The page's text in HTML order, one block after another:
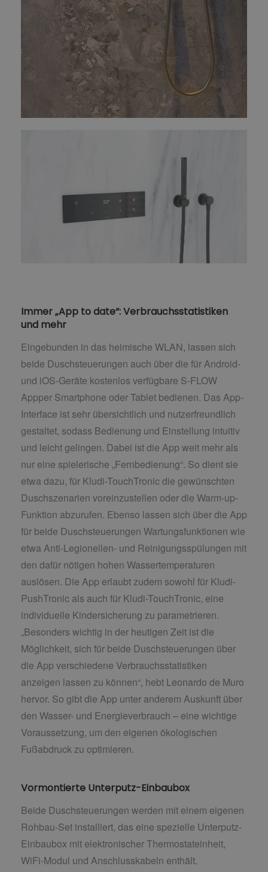
Immer „App to date“: Verbrauchsstatistiken
und mehr
Eingebunden in das heimische WLAN, lassen sich
beide Duschsteuerungen auch über die für Android-
und iOS-Geräte kostenlos verfügbare S-FLOW
Appper Smartphone oder Tablet bedienen. Das App-
Interface ist sehr übersichtlich und nutzerfreundlich
gestaltet, sodass Bedienung und Einstellung intuitiv
und leicht gelingen. Dabei ist die App weit mehr als
nur eine spielerische „Fernbedienung“. So dient sie
etwa dazu, für Kludi-TouchTronic die gewünschten
Duschszenarien voreinzustellen oder die Warm-up-
Funktion abzurufen. Ebenso lassen sich über die App
für beide Duschsteuerungen Wartungsfunktionen wie
etwa Anti-Legionellen- und Reinigungsspülungen mit
den dafür nötigen hohen Wassertemperaturen
auslösen. Die App erlaubt zudem sowohl für Kludi-
PushTronic als auch für Kludi-TouchTronic, eine
individuelle Kindersicherung zu parametrieren.
„Besonders wichtig in der heutigen Zeit ist die
Möglichkeit, sich für beide Duschsteuerungen über
die App verschiedene Verbrauchsstatistiken
anzeigen lassen zu können“, hebt Leonardo de Muro
hervor. So gibt die App unter anderem Auskunft über
den Wasser- und Energieverbrauch – eine wichtige
Voraussetzung, um den eigenen ökologischen
Fußabdruck zu optimieren.
Vormontierte Unterputz-Einbaubox
Beide Duschsteuerungen werden mit einem eigenen
Rohbau-Set installiert, das eine spezielle Unterputz-
Einbaubox mit elektronischer Thermostateinheit,
WiFi-Modul und Anschlusskabeln enthält.